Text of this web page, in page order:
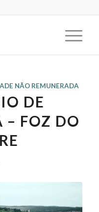
NÃO REMUNERADA
DE
– FOZ DO